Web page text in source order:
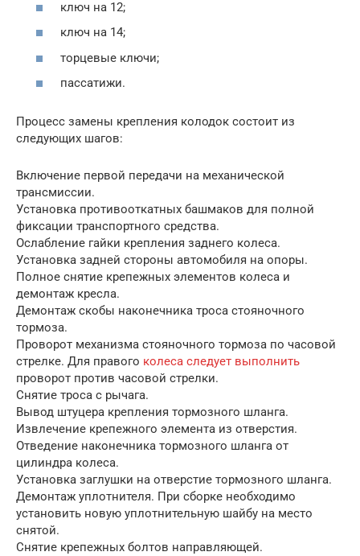
ключ на 12;
ключ на 14;
торцевые ключи;
пассатижи.
Процесс замены крепления колодок состоит из
следующих шагов:
Включение первой передачи на механической
трансмиссии.
Установка противооткатных башмаков для полной
фиксации транспортного средства.
Ослабление гайки крепления заднего колеса.
Установка задней стороны автомобиля на опоры.
Полное снятие крепежных элементов колеса и
демонтаж кресла.
Демонтаж скобы наконечника троса стояночного
тормоза.
Проворот механизма стояночного тормоза по часовой
стрелке. Для правого колеса следует выполнить
проворот против часовой стрелки.
Снятие троса с рычага.
Вывод штуцера крепления тормозного шланга.
Извлечение крепежного элемента из отверстия.
Отведение наконечника тормозного шланга от
цилиндра колеса.
Установка заглушки на отверстие тормозного шланга.
Демонтаж уплотнителя. При сборке необходимо
установить новую уплотнительную шайбу на место
снятой.
Снятие крепежных болтов направляющей.